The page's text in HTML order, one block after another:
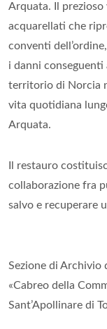
Arquata. Il
acquarellati che
conventi
i danni conseguenti
territorio di Norcia
vita quotidiana
Arquata.
Il restauro
collaborazione fra
salvo e recuperare
Sezione di Archivio
«Cabreo della
Sant’Apollinare di